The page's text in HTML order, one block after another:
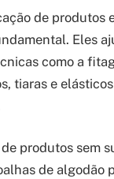
de produtos
Eles
como a
tiaras e
produtos sem
de algodão